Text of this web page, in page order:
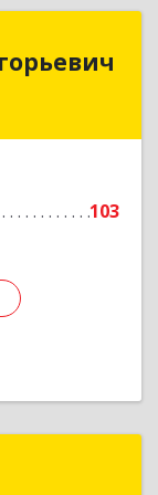
103
р-
Подробнее